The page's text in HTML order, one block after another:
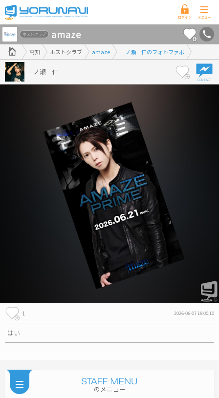
高
知
県
版
高知 ホストクラブ amaze 一ノ瀬 仁のフォトファボ
ホストクラブ amaze
一ノ瀬 仁
1 2026-06-07 18:00:10
はい
のメニュー